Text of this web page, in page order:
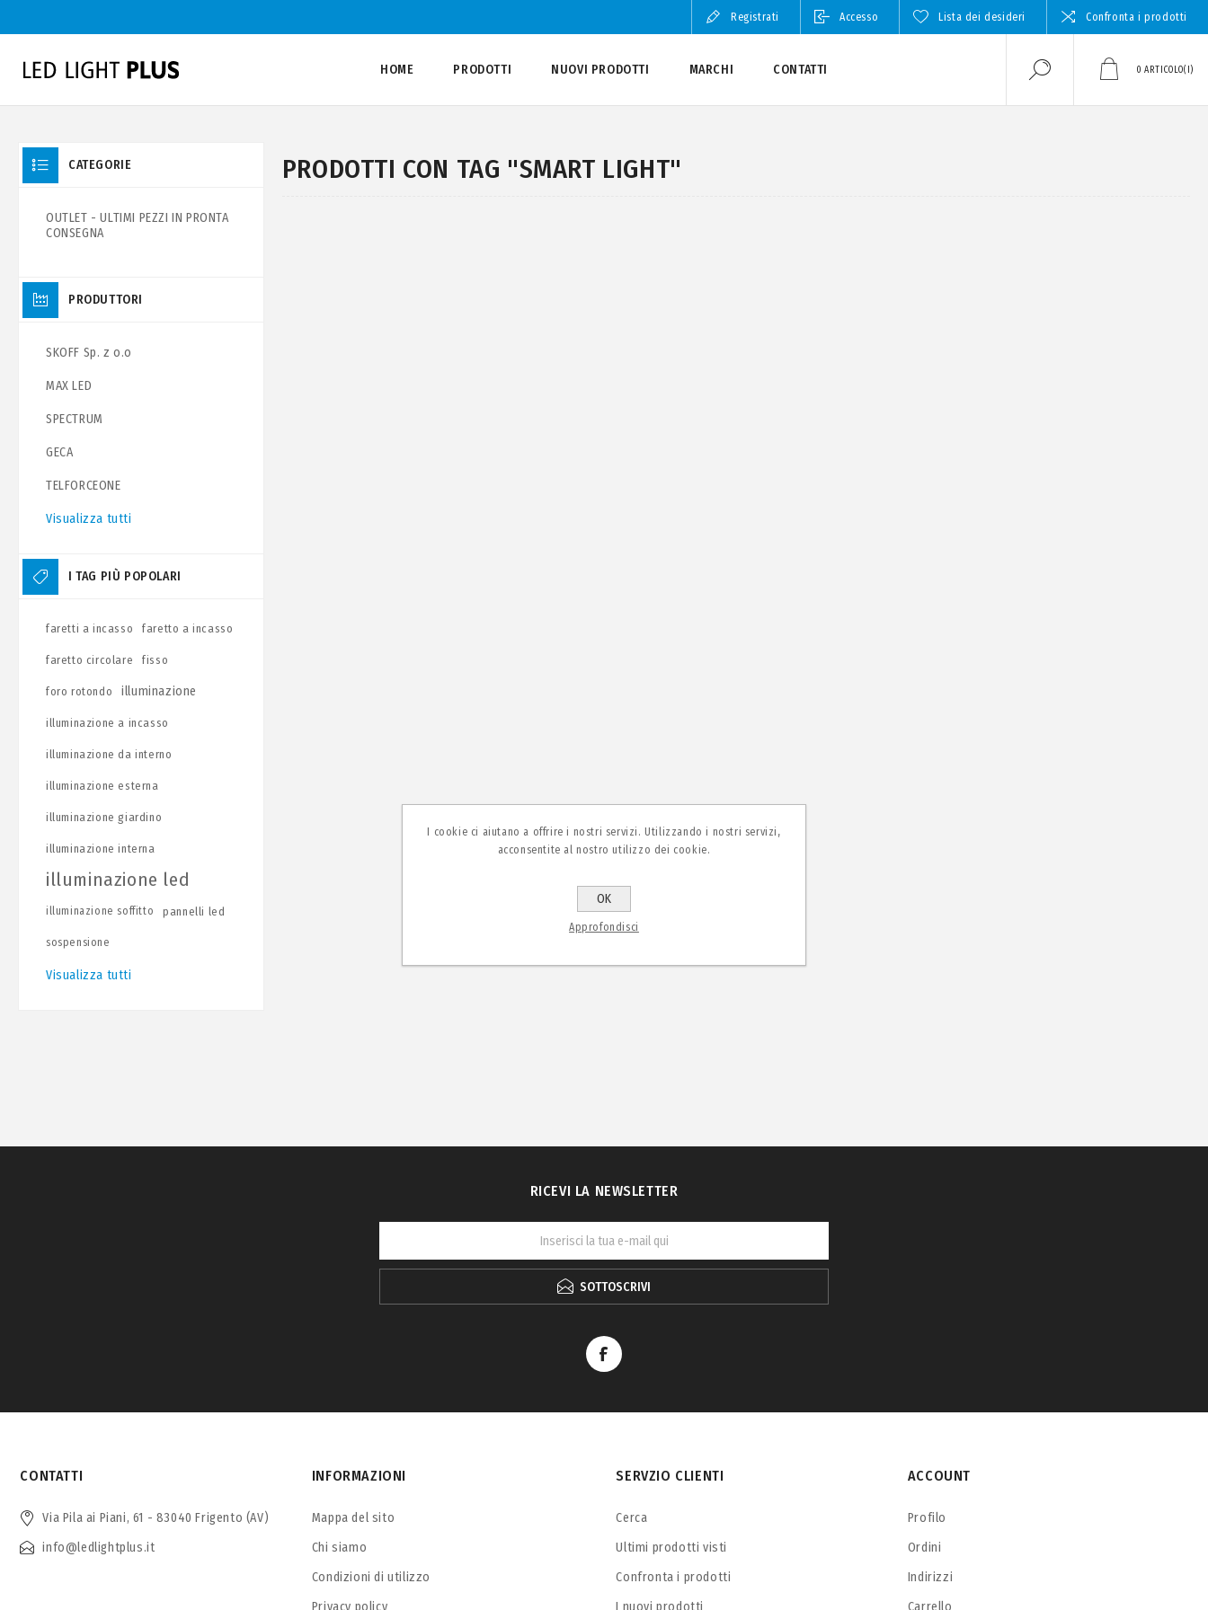
Registrati Accesso Lista dei desideri Confronta i prodotti
HOME PRODOTTI NUOVI PRODOTTI MARCHI CONTATTI 0 ARTICOLO(I)
PRODOTTI CON TAG "SMART LIGHT"
CATEGORIE
OUTLET - ULTIMI PEZZI IN PRONTA
CONSEGNA
PRODUTTORI
SKOFF Sp. z o.o
MAX LED
SPECTRUM
GECA
TELFORCEONE
Visualizza tutti
I TAG PIÙ POPOLARI
faretti a incasso faretto a incasso
faretto circolare fisso
foro rotondo illuminazione
illuminazione a incasso
illuminazione da interno
illuminazione esterna
illuminazione giardino
illuminazione interna
illuminazione led
illuminazione soffitto pannelli led
sospensione
Visualizza tutti
RICEVI LA NEWSLETTER
SOTTOSCRIVI
CONTATTI
Via Pila ai Piani, 61 - 83040 Frigento (AV)
info@ledlightplus.it
INFORMAZIONI
Mappa del sito
Chi siamo
Condizioni di utilizzo
Privacy policy
SERVZIO CLIENTI
Cerca
Ultimi prodotti visti
Confronta i prodotti
I nuovi prodotti
ACCOUNT
Profilo
Ordini
Indirizzi
Carrello
I cookie ci aiutano a offrire i nostri servizi. Utilizzando i nostri servizi,
acconsentite al nostro utilizzo dei cookie.
OK
Approfondisci